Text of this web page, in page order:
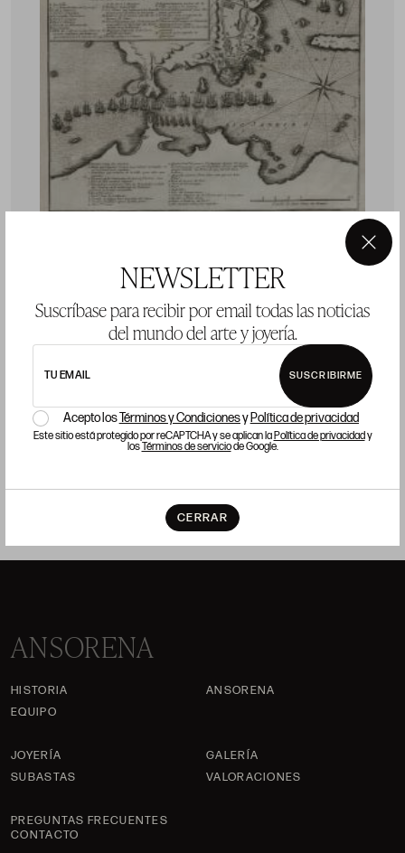
NEWSLETTER
Suscríbase para recibir por email todas las noticias
del mundo del arte y joyería.
TU EMAIL SUSCRIBIRME
Acepto losTérminos y Condicionesy Política de privacidad
Este sitio está protegido por reCAPTCHA y se aplican laPolítica de privacidady
losTérminos de serviciode Google.
CERRAR
×
CHARLES SEVIN DE QUINCY
Meaux, Francia / París, Francia (c.1660 - 1738)
"Río de Janeiro. Carta náutica"
Huella: 21 x 28 cm; papel: 25,5 x 38,5 cm
Precio salida 120 €
vendido
ANSORENA
HISTORIA
ANSORENA
EQUIPO
JOYERÍA
GALERÍA
SUBASTAS
VALORACIONES
PREGUNTAS FRECUENTES
CONTACTO